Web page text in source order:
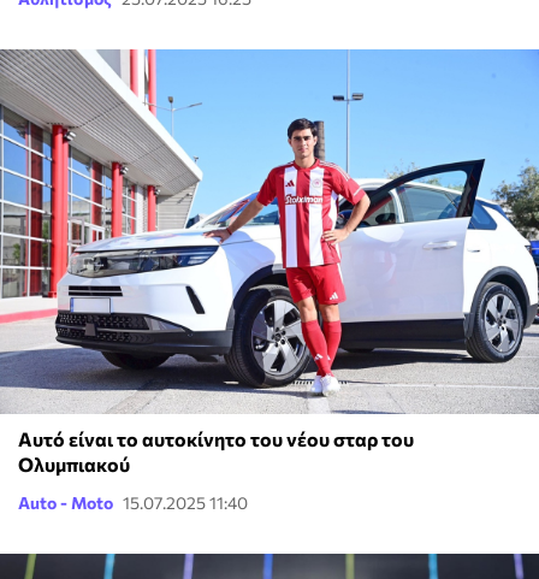
Αυτό είναι το αυτοκίνητο του νέου σταρ του
Ολυμπιακού
Auto - Moto 15.07.2025 11:40